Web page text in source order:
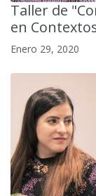
Taller de
en
Enero 29, 2020